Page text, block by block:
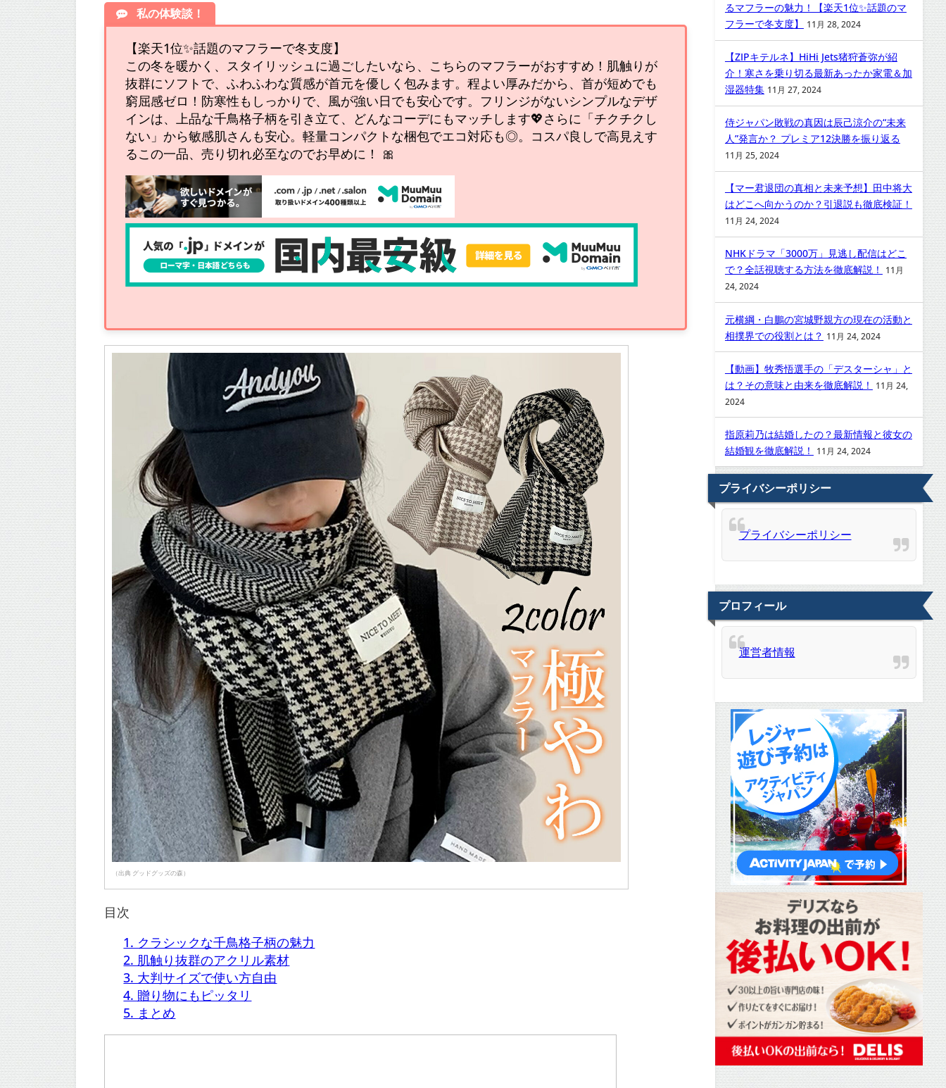
私の体験談！
【楽天1位✨話題のマフラーで冬支度】
この冬を暖かく、スタイリッシュに過ごしたいなら、こちらのマフラーがおすすめ！肌触りが
抜群にソフトで、ふわふわな質感が首元を優しく包みます。程よい厚みだから、首が短めでも
窮屈感ゼロ！防寒性もしっかりで、風が強い日でも安心です。フリンジがないシンプルなデザ
インは、上品な千鳥格子柄を引き立て、どんなコーデにもマッチします💖さらに「チクチクし
ない」から敏感肌さんも安心。軽量コンパクトな梱包でエコ対応も◎。コスパ良しで高見えす
るこの一品、売り切れ必至なのでお早めに！ 🎀
（出典 グッドグッズの森）
目次
1. クラシックな千鳥格子柄の魅力
2. 肌触り抜群のアクリル素材
3. 大判サイズで使い方自由
4. 贈り物にもピッタリ
5. まとめ
るマフラーの魅力！【楽天1位✨話題のマ
フラーで冬支度】
11月 28, 2024
【ZIPキテルネ】HiHi Jets猪狩蒼弥が紹
介！寒さを乗り切る最新あったか家電＆加
湿器特集 11月 27, 2024
侍ジャパン敗戦の真因は辰己涼介の“未来
人”発言か？ プレミア12決勝を振り返る
11月 25, 2024
【マー君退団の真相と未来予想】田中将大
はどこへ向かうのか？引退説も徹底検証！
11月 24, 2024
NHKドラマ「3000万」見逃し配信はどこ
で？全話視聴する方法を徹底解説！
11月
24, 2024
元横綱・白鵬の宮城野親方の現在の活動と
相撲界での役割とは？ 11月 24, 2024
【動画】牧秀悟選手の「デスターシャ」と
は？その意味と由来を徹底解説！
11月 24,
2024
指原莉乃は結婚したの？最新情報と彼女の
結婚観を徹底解説！
11月 24, 2024
プライバシーポリシー
プライバシーポリシー
プロフィール
運営者情報